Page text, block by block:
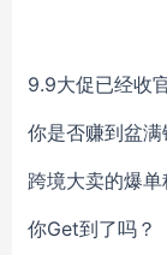
9.9大促已经收
你是否赚到盆满
跨境大卖的爆
你Get到了吗？